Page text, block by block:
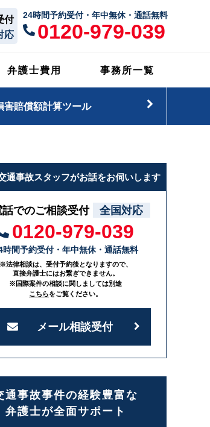
付
応
24時間予約受付・年中無休・通話無料
0120-979-039
弁護士費用 事務所一覧
害賠償額計算ツール
通事故スタッフがお話をお伺いします
話でのご相談受付 全国対応
0120-979-039
時間予約受付・年中無休・通話無料
※法律相談は、受付予約後となりますので、
直接弁護士にはお繋ぎできません。
※国際案件の相談に関しましては別途
こちらをご覧ください。
メール相談受付
通事故事件の経験豊富な
弁護士が全面サポート